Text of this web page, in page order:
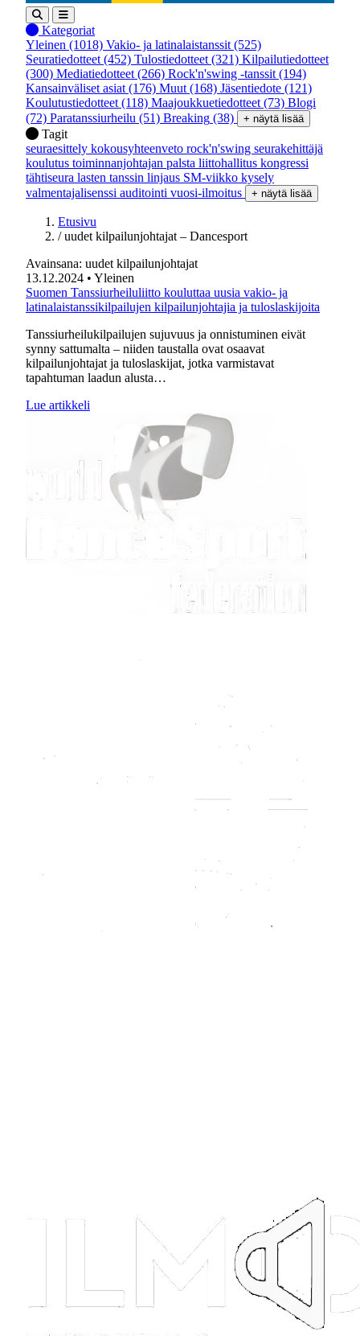
Kategoriat
Yleinen (1018) Vakio- ja latinalaistanssit (525)
Seuratiedotteet (452) Tulostiedotteet (321) Kilpailutiedotteet
(300) Mediatiedotteet (266) Rock'n'swing -tanssit (194)
Kansainväliset asiat (176) Muut (168) Jäsentiedote (121)
Koulutustiedotteet (118) Maajoukkuetiedotteet (73) Blogi
(72) Paratanssiurheilu (51) Breaking (38) + näytä lisää
Tagit
seuraesittely kokousyhteenveto rock'n'swing seurakehittäjä
koulutus toiminnanjohtajan palsta liittohallitus kongressi
tähtiseura lasten tanssin linjaus SM-viikko kysely
valmentajalisenssi auditointi vuosi-ilmoitus + näytä lisää
Etusivu
/ uudet kilpailunjohtajat – Dancesport
Avainsana: uudet kilpailunjohtajat
13.12.2024 • Yleinen
Suomen Tanssiurheiluliitto kouluttaa uusia vakio- ja
latinalaistanssikilpailujen kilpailunjohtajia ja tuloslaskijoita
Tanssiurheilukilpailujen sujuvuus ja onnistuminen eivät
synny sattumalta – niiden taustalla ovat osaavat
kilpailunjohtajat ja tuloslaskijat, jotka varmistavat
tapahtuman laadun alusta…
Lue artikkeli